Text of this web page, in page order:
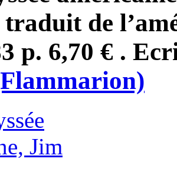
de
p. 6,70 € .